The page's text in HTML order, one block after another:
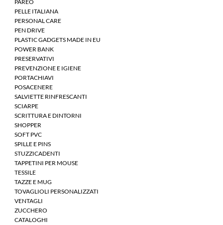
PAREO
PELLE ITALIANA
PERSONAL CARE
PEN DRIVE
PLASTIC GADGETS MADE IN EU
POWER BANK
PRESERVATIVI
PREVENZIONE E IGIENE
PORTACHIAVI
POSACENERE
SALVIETTE RINFRESCANTI
SCIARPE
SCRITTURA E DINTORNI
SHOPPER
SOFT PVC
SPILLE E PINS
STUZZICADENTI
TAPPETINI PER MOUSE
TESSILE
TAZZE E MUG
TOVAGLIOLI PERSONALIZZATI
VENTAGLI
ZUCCHERO
CATALOGHI